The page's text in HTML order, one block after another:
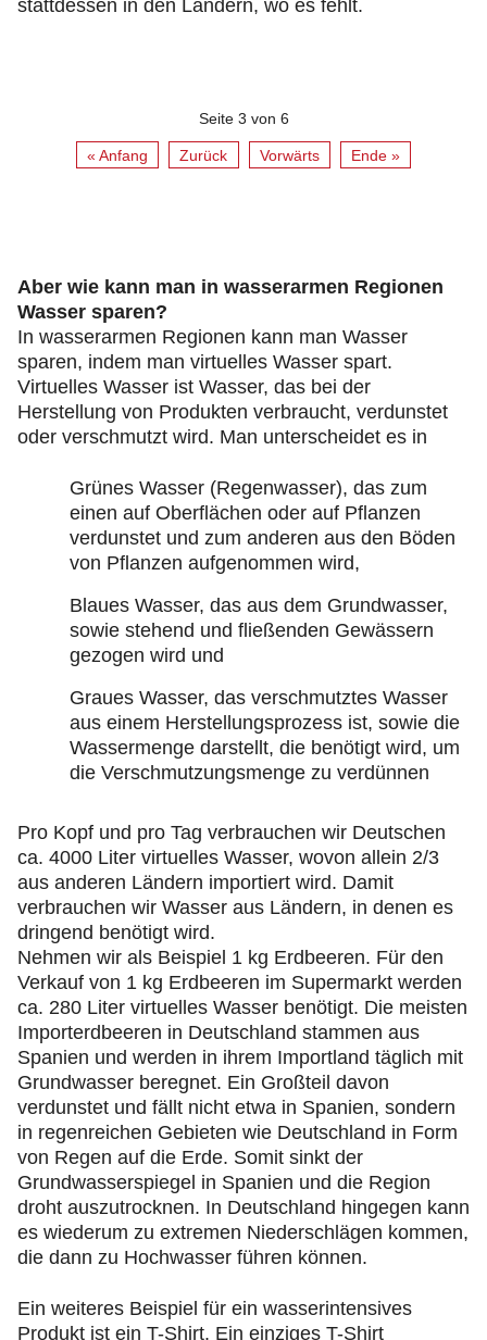
stattdessen in den Ländern, wo es fehlt.
Seite 3 von 6
« Anfang Zurück Vorwärts Ende »
Aber wie kann man in wasserarmen Regionen
Wasser sparen?
In wasserarmen Regionen kann man Wasser
sparen, indem man virtuelles Wasser spart.
Virtuelles Wasser ist Wasser, das bei der
Herstellung von Produkten verbraucht, verdunstet
oder verschmutzt wird. Man unterscheidet es in
Grünes Wasser (Regenwasser), das zum
einen auf Oberflächen oder auf Pflanzen
verdunstet und zum anderen aus den Böden
von Pflanzen aufgenommen wird,
Blaues Wasser, das aus dem Grundwasser,
sowie stehend und fließenden Gewässern
gezogen wird und
Graues Wasser, das verschmutztes Wasser
aus einem Herstellungsprozess ist, sowie die
Wassermenge darstellt, die benötigt wird, um
die Verschmutzungsmenge zu verdünnen
Pro Kopf und pro Tag verbrauchen wir Deutschen
ca. 4000 Liter virtuelles Wasser, wovon allein 2/3
aus anderen Ländern importiert wird. Damit
verbrauchen wir Wasser aus Ländern, in denen es
dringend benötigt wird.
Nehmen wir als Beispiel 1 kg Erdbeeren. Für den
Verkauf von 1 kg Erdbeeren im Supermarkt werden
ca. 280 Liter virtuelles Wasser benötigt. Die meisten
Importerdbeeren in Deutschland stammen aus
Spanien und werden in ihrem Importland täglich mit
Grundwasser beregnet. Ein Großteil davon
verdunstet und fällt nicht etwa in Spanien, sondern
in regenreichen Gebieten wie Deutschland in Form
von Regen auf die Erde. Somit sinkt der
Grundwasserspiegel in Spanien und die Region
droht auszutrocknen. In Deutschland hingegen kann
es wiederum zu extremen Niederschlägen kommen,
die dann zu Hochwasser führen können.
Ein weiteres Beispiel für ein wasserintensives
Produkt ist ein T-Shirt. Ein einziges T-Shirt